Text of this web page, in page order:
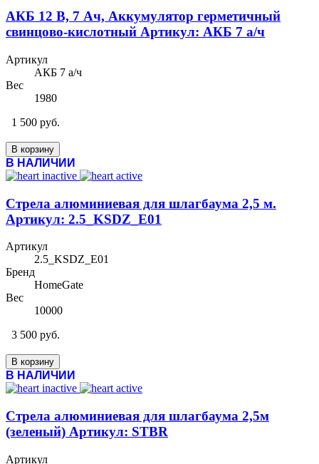
АКБ 12 В, 7 Ач, Аккумулятор герметичный
свинцово-кислотный Артикул: АКБ 7 а/ч
Артикул
АКБ 7 а/ч
Вес
1980
1 500 руб.
В корзину
В НАЛИЧИИ
Стрела алюминиевая для шлагбаума 2,5 м.
Артикул: 2.5_KSDZ_E01
Артикул
2.5_KSDZ_E01
Бренд
HomeGate
Вес
10000
3 500 руб.
В корзину
В НАЛИЧИИ
Стрела алюминиевая для шлагбаума 2,5м
(зеленый) Артикул: STBR
Артикул